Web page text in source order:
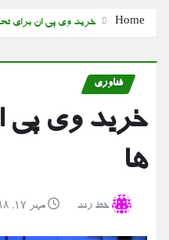
Home خرید وی پی ان برای
فناوری
خرید وی پی
ها
خط رند مهر ۱۷, ۱۳۹۸